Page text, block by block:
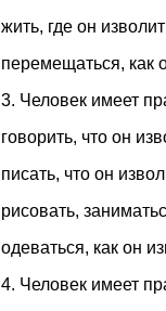
жить, где он
перемещаться, как
3. Человек имеет
говорить, что он
писать, что он
рисовать,
одеваться, как он
4. Человек имеет